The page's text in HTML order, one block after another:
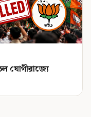
যোগীরাজ্যে